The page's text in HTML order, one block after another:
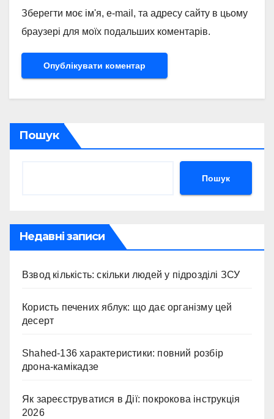
Зберегти моє ім'я, e-mail, та адресу сайту в цьому
браузері для моїх подальших коментарів.
Пошук
Пошук
Недавні записи
Взвод кількість: скільки людей у підрозділі ЗСУ
Користь печених яблук: що дає організму цей
десерт
Shahed-136 характеристики: повний розбір
дрона-камікадзе
Як зареєструватися в Дії: покрокова інструкція
2026